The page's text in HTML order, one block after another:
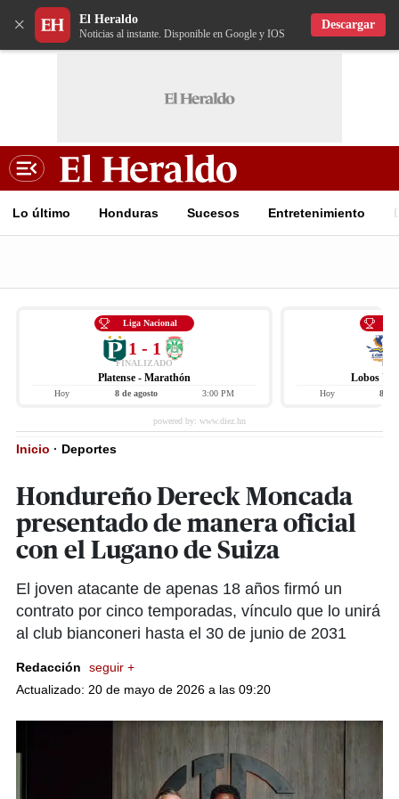
× El Heraldo
Noticias al instante. Disponible en Google y IOS
Descargar
Lo último Honduras Sucesos Entretenimiento
Liga Nacional
1 - 1
FINALIZADO
Platense - Marathón
Hoy 8 de agosto 3:00 PM
Lobos
Hoy 8 de
Inicio · Deportes
Hondureño Dereck Moncada
presentado de manera oficial
con el Lugano de Suiza
El joven atacante de apenas 18 años firmó un
contrato por cinco temporadas, vínculo que lo unirá
al club bianconeri hasta el 30 de junio de 2031
Redacción
seguir +
Actualizado: 20 de mayo de 2026 a las 09:20